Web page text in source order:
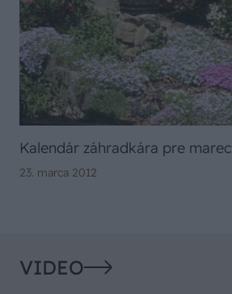
Kalendár záhradkára pre marec
23. marca 2012
VIDEO